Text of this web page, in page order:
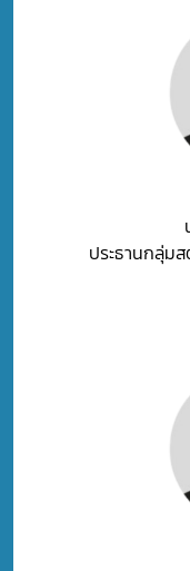
ประธานกลุ่ม